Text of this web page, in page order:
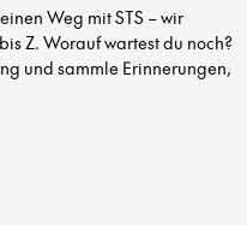
Weg mit STS – wir
Z. Worauf wartest du noch?
und sammle Erinnerungen,